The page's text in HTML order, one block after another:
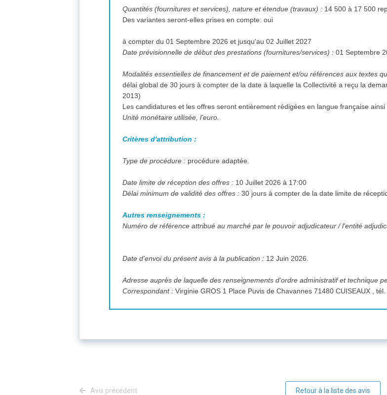
Quantités (fournitures et services), nature et étendue (travaux) : 14 500 à 17 500
Des variantes seront-elles prises en compte: oui
à compter du 01 Septembre 2026 et jusqu'au 02 Juillet 2027
Date prévisionnelle de début des prestations (fournitures/services) : 01 Septembre
délai global de 30 jours à compter de la date à laquelle la Collectivité a reçu la
2013)
Les candidatures et les offres seront entièrement rédigées en langue française
Unité monétaire utilisée, l'euro.
Critères d'attribution :
Type de procédure : procédure adaptée.
Date limite de réception des offres : 10 Juillet 2026 à 17:00
Délai minimum de validité des offres :
30 jours à compter
Autres renseignements :
Numéro de référence attribué au marché par le pouvoir adjudicateur / l'entité
Date d'envoi du présent avis à la publication : 12 Juin 2026.
Adresse auprès de laquelle des renseignements d'ordre administratif et technique
Correspondant :
Avis précédent Retour à la liste des avis